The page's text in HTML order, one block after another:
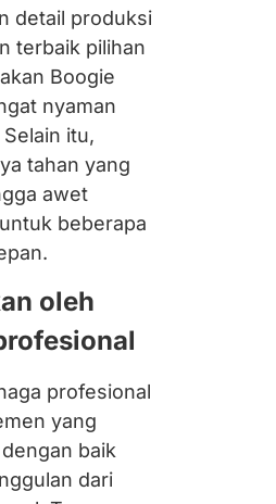
detail produksi
terbaik pilihan
Boogie
nyaman
itu,
tahan yang
awet
beberapa
oleh
profesional
yang
baik
dari